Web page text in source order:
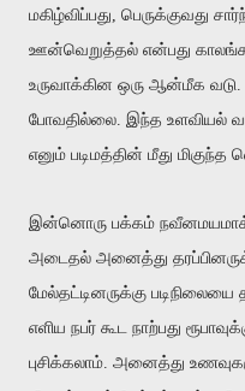
மகிழ்விப்பது, பெருக்குவது
ஊன்வெறுத்தல் என்பது
உருவாக்கின ஒரு ஆன்மீக வடு.
போவதில்லை. இந்த உளவியல்
எனும் படிமத்தின் மீது மிகுந்த
இன்னொரு பக்கம்
அடைதல் அனைத்து
மேல்தட்டினருக்கு
எளிய நபர் கூட நாற்பது
புசிக்கலாம். அனைத்து